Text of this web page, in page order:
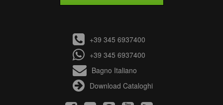
+39 345 6937400
+39 345 6937400
Bagno Italiano
Download Cataloghi